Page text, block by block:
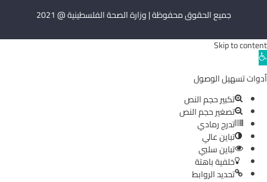
جميع الحقوق محفوظة | وزارة الصحة الفلسطينية @ 2021
Skip to content
Open
toolbar
أدوات تسهيل الوصول
تكبير حجم النص
تصغير حجم النص
تدرج رمادي
تباين عالي
تباين سلبي
خلفية باهتة
تحديد الروابط